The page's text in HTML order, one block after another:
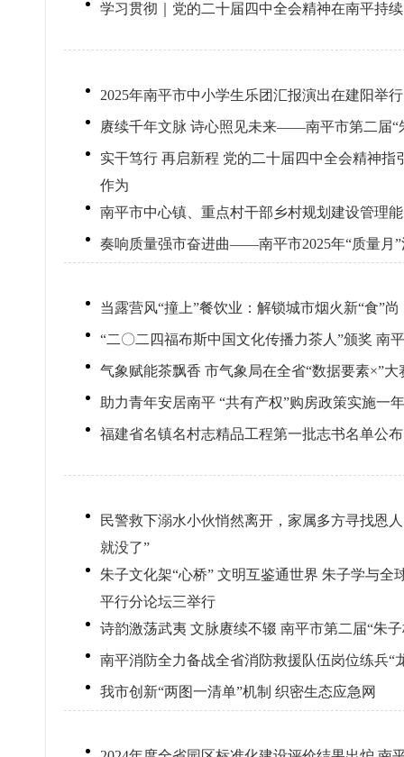
学习贯彻｜党的二十届四中全会精神在南平持
2025年南平市中小学生乐团汇报演出在建阳举行
赓续千年文脉 诗心照见未来——南平市第二届“
实干笃行 再启新程 党的二十届四中全会精神
作为
南平市中心镇、重点村干部乡村规划建设管理
奏响质量强市奋进曲——南平市2025年“质量月”
当露营风“撞上”餐饮业：解锁城市烟火新“食”尚
“二〇二四福布斯中国文化传播力茶人”颁奖 南
气象赋能茶飘香 市气象局在全省“数据要素×”大
助力青年安居南平 “共有产权”购房政策实施一
福建省名镇名村志精品工程第一批志书名单公
民警救下溺水小伙悄然离开，家属多方寻找恩
就没了”
朱子文化架“心桥” 文明互鉴通世界 朱子学与全
平行分论坛三举行
诗韵激荡武夷 文脉赓续不辍 南平市第二届“朱
南平消防全力备战全省消防救援队伍岗位练兵“
我市创新“两图一清单”机制 织密生态应急网